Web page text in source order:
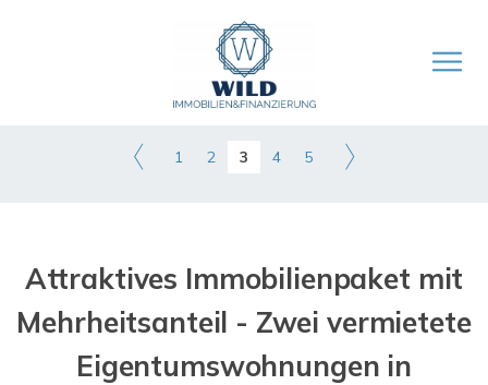
1 2 3 4 5
Attraktives Immobilienpaket mit
Mehrheitsanteil - Zwei vermietete
Eigentumswohnungen in